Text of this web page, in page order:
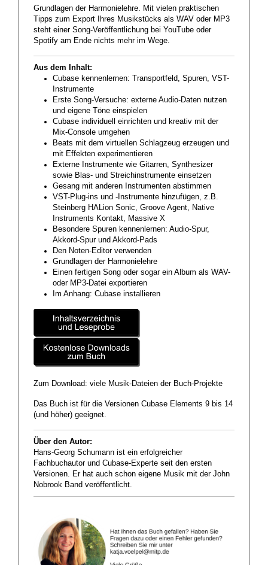
Grundlagen der Harmonielehre. Mit vielen praktischen
Tipps zum Export Ihres Musikstücks als WAV oder MP3
steht einer Song-Veröffentlichung bei YouTube oder
Spotify am Ende nichts mehr im Wege.
Aus dem Inhalt:
Cubase kennenlernen: Transportfeld, Spuren, VST-
Instrumente
Erste Song-Versuche: externe Audio-Daten nutzen
und eigene Töne einspielen
Cubase individuell einrichten und kreativ mit der
Mix-Console umgehen
Beats mit dem virtuellen Schlagzeug erzeugen und
mit Effekten experimentieren
Externe Instrumente wie Gitarren, Synthesizer
sowie Blas- und Streichinstrumente einsetzen
Gesang mit anderen Instrumenten abstimmen
VST-Plug-ins und -Instrumente hinzufügen, z.B.
Steinberg HALion Sonic, Groove Agent, Native
Instruments Kontakt, Massive X
Besondere Spuren kennenlernen: Audio-Spur,
Akkord-Spur und Akkord-Pads
Den Noten-Editor verwenden
Grundlagen der Harmonielehre
Einen fertigen Song oder sogar ein Album als WAV-
oder MP3-Datei exportieren
Im Anhang: Cubase installieren
Zum Download: viele Musik-Dateien der Buch-Projekte
Das Buch ist für die Versionen Cubase Elements 9 bis 14
(und höher) geeignet.
Über den Autor:
Hans-Georg Schumann ist ein erfolgreicher
Fachbuchautor und Cubase-Experte seit den ersten
Versionen. Er hat auch schon eigene Musik mit der John
Nobrook Band veröffentlicht.